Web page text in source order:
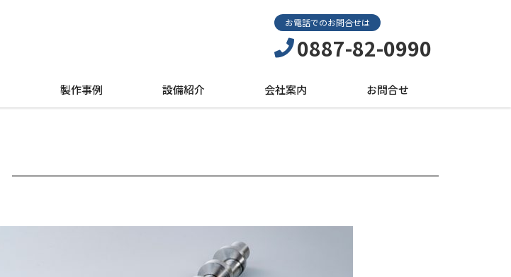
お電話でのお問合せは
0887-82-0990
製作事例 設備紹介 会社案内 お問合せ